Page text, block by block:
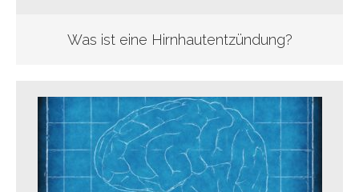
Was ist eine Hirnhautentzündung?